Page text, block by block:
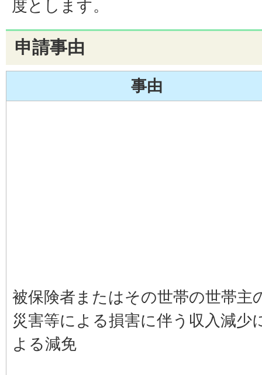
度とします。
申請事由
事由
被保険者またはその世帯の世帯主
災害等による損害に伴う収入減少
よる減免